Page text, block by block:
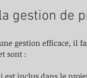
gestion de
gestion efficace, il
sont :
inclus dans le